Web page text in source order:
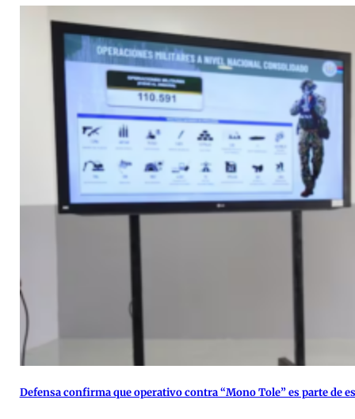
Defensa confirma que operativo contra “Mono Tole” es parte de